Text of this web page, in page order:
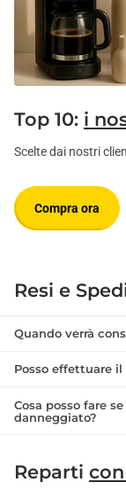
Top 10: i
Scelte dai nostri
Compra ora
Resi e
Quando verrà
Posso effettuare il
Cosa posso fare
danneggiato?
Reparti